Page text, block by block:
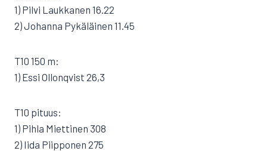
1) Pilvi Laukkanen 16.22
2) Johanna Pykäläinen 11.45
T10 150 m:
1) Essi Ollonqvist 26,3
T10 pituus:
1) Pihla Miettinen 308
2) Iida Piipponen 275